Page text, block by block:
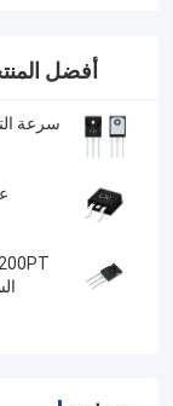
أفضل
سرعة